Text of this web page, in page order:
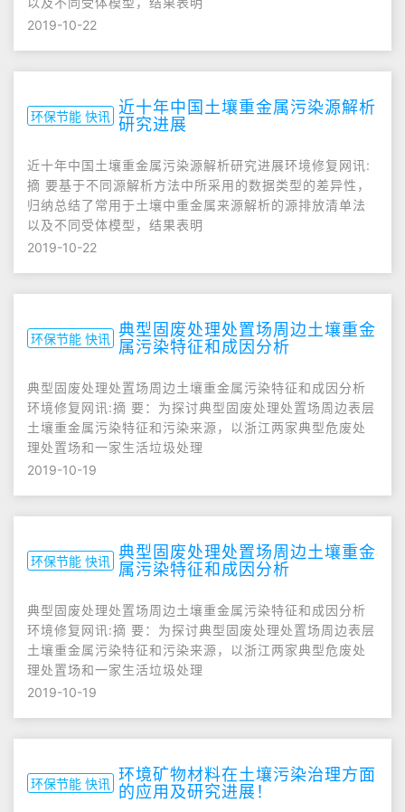
2019-10-22
环保节能 快讯 近十年中国土壤重金属污染源解析
研究进展
近十年中国土壤重金属污染源解析研究进展环境修复网讯:
摘 要基于不同源解析方法中所采用的数据类型的差异性，
归纳总结了常用于土壤中重金属来源解析的源排放清单法
以及不同受体模型，结果表明
2019-10-22
环保节能 快讯 典型固废处理处置场周边土壤重金
属污染特征和成因分析
典型固废处理处置场周边土壤重金属污染特征和成因分析
环境修复网讯:摘 要：为探讨典型固废处理处置场周边表层
土壤重金属污染特征和污染来源，以浙江两家典型危废处
理处置场和一家生活垃圾处理
2019-10-19
环保节能 快讯 典型固废处理处置场周边土壤重金
属污染特征和成因分析
典型固废处理处置场周边土壤重金属污染特征和成因分析
环境修复网讯:摘 要：为探讨典型固废处理处置场周边表层
土壤重金属污染特征和污染来源，以浙江两家典型危废处
理处置场和一家生活垃圾处理
2019-10-19
环保节能 快讯 环境矿物材料在土壤污染治理方面
的应用及研究进展！